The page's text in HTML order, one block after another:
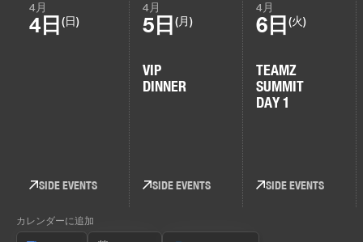
4月
4日 (日)
SIDE EVENTS
4月
5日 (月)
VIP
DINNER
SIDE EVENTS
4月
6日 (火)
TEAMZ
SUMMIT
DAY 1
SIDE EVENTS
カレンダーに追加